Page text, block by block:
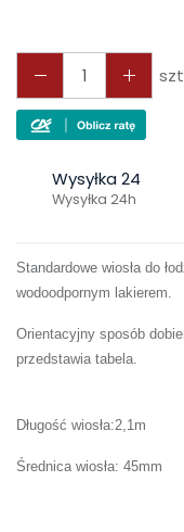
Wysyłka 24
Wysyłka 24h
Standardowe wiosła do
wodoodpornym lakierem.
Orientacyjny sposób
przedstawia tabela.
Długość wiosła:2,1m
Średnica wiosła: 45mm